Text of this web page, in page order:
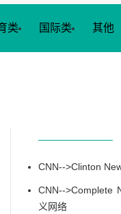
类 国际类 其他
CNN-->Clinton
CNN-->Complete
义网络